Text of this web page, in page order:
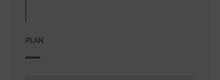
PLAN